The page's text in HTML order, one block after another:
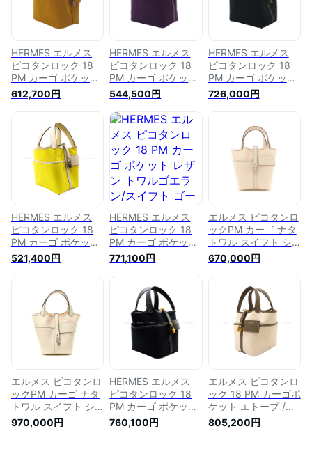
Silver HW
Handbag[BRAND
【あす楽対応】
#yochika
Silver HW
Handbag[BRAND
【あす楽対応】#よ
ちか
Silver HW
Handbag[BRAND
【あす楽対応】
#yochika
HERMES エルメス
ピコタンロック 18
PM カーゴ ポケット
デゼール/セサミ ト
ワルアッシュ/スイフ
ンドバッグ U刻印 新
品(Picotin Lock 18
PM Cargo Pockets
Desert/Sesame
Toile H/Veau Swift
Handbag)【あす楽
612,700円
HERMES エルメス
ピコタンロック 18
PM カーゴ ポケット
レザン トワルゴエラ
ン/スイフト シルバ
ー金具 ハンドバッグ
U刻印 新品(HERMES
Picotin Lock 18 PM
Cargo Pockets
Raisin Toile
Goeland/Veau Swift
Silver HW
Handbag[BRAND
NEW][Authentic])
【あす楽対応】#よ
ちか
544,500円
HERMES エルメス
ピコタンロック 18
PM カーゴ ポケット
黒 (ブラック) トワル
ゴエラン/スイフト
バッグ U刻印 新品未
使用(HERMES
Picotin Lock 18 PM
Cargo Pockets Noir
(Black) Toile
Goeland/Veau Swift
Handbag[EXCELLENT]
[Authentic])
726,000円
HERMES エルメス
ピコタンロック 18
PM カーゴ ポケット
ジョーヌシトロン/ナ
タ トワルゴエラン/
具 ハンドバッグ U刻
印 新品未使用
(HERMES Picotin
Lock 18 PM Cargo
Pockets Jaune
Citron/Nata
[Authentic])【あす楽
対応】#よちか
521,400円
HERMES エルメス
ピコタンロック 18
PM カーゴ ポケット
レザン トワルゴエラ
ン/スイフト ゴール
U刻印 新品(HERMES
Picotin Lock 18 PM
Cargo Pockets
Raisin Toile
Goeland/Veau Swift
Gold HW
NEW][Authentic])
【あす楽対応】#よ
ちか
771,100円
エルメス ピコタンロ
ックPM カーゴ ナタ
トワル スイフト シ
ルバー金具 HERMES
PICOTIN LOCK 18
SWIFT SILVER
HARDWARE
670,000円
エルメス ピコタンロ
ックPM カーゴ ナタ
トワル スイフト シ
ルバー金具 HERMES
PICOTIN LOCK 18
970,000円
HERMES エルメス
ピコタンロック 18
PM カーゴ ポケット
黒 (ブラック) トワル
ゴエラン/スイフト
760,100円
エルメス ピコタンロ
ック 18 PM カーゴポ
ケット エトープ /ナ
タ トワルゴエラン/
スイフト ゴールド金
805,200円